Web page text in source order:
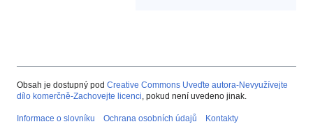
Obsah je dostupný pod Creative Commons Uveďte autora-Nevyužívejte
dílo komerčně-Zachovejte licenci, pokud není uvedeno jinak.
Informace o slovníku Ochrana osobních údajů Kontakty